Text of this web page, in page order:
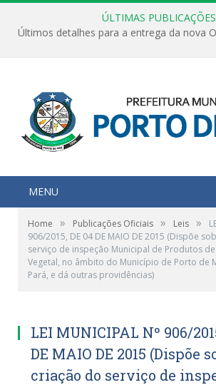
ÚLTIMAS
MENU
Home » Publicações Oficiais » Leis »
906/2015, DE 04 DE MAIO DE 2015 (Dispõe
serviço de inspeção Municipal de Produtos
Vegetal, no âmbito do Município de Porto de
Pará, e dá outras providências)
LEI MUNICIPAL Nº 906/
DE MAIO DE 2015 (Dispõe
criação do serviço de